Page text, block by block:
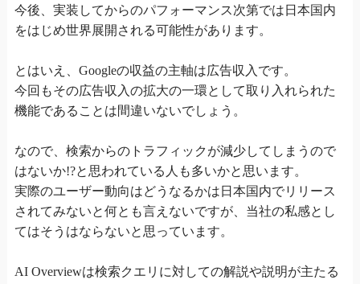
今後、実装してからのパフォーマンス次第では日本国内
をはじめ世界展開される可能性があります。
とはいえ、Googleの収益の主軸は広告収入です。
今回もその広告収入の拡大の一環として取り入れられた
機能であることは間違いないでしょう。
なので、検索からのトラフィックが減少してしまうので
はないか!?と思われている人も多いかと思います。
実際のユーザー動向はどうなるかは日本国内でリリース
されてみないと何とも言えないですが、当社の私感とし
てはそうはならないと思っています。
AI Overviewは検索クエリに対しての解説や説明が主たる